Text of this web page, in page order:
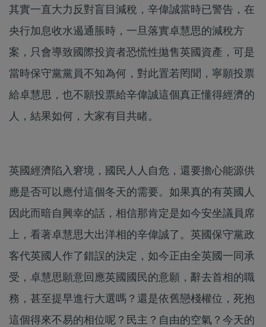
其實一直大力反對盲目減稅，辛偉誠當時已警告，在
央行加息收水遏通脹時，一旦落實卓慧思的減稅方
案，只會導致國際投資者恐慌性拋售英國資產，可是
當時保守黨黨員不知為何，對此置若罔聞，寧願投票
給卓慧思，也不願投票給辛偉誠這個真正懂得經濟的
人，結果如何，大家有目共睹。
英國經濟陷入窘境，國民人人自危，還要擔心能源供
應是否可以應付這個冬天的需要。如果真的有英國人
因此而暗自興幸的話，相信那肯定是如今安坐議員席
上，看著卓慧思大出洋相的辛偉誠了。英國保守黨政
客代英國人作了錯誤的決定，如今正由全英國一同承
受，卓慧思願意回應英國國民的意願，辭去首相的職
務，甚至提早進行大選嗎？還是依舊戀棧權位，死抱
這個得來不易的相位呢？民主？自由的空氣？今天的